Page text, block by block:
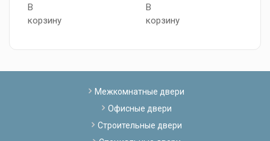
В
корзину
В
корзину
Межкомнатные двери
Офисные двери
Строительные двери